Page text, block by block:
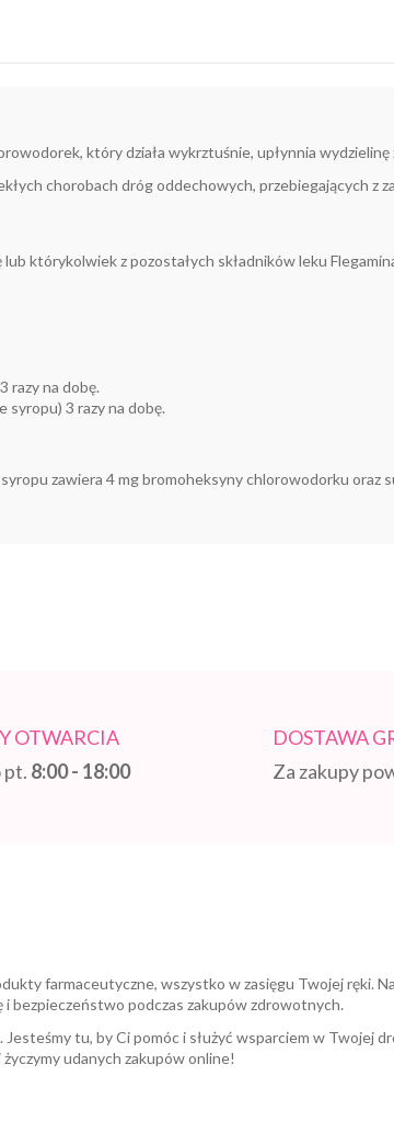
który działa wykrztuśnie, upłynnia
chorobach dróg oddechowych, przebiegających z
którykolwiek z pozostałych składników leku
razy na dobę.
syropu) 3 razy na dobę.
zawiera 4 mg bromoheksyny chlorowodorku oraz
OTWARCIA
pt. 8:00 - 18:00
DOSTAWA
Za zakupy
farmaceutyczne, wszystko w zasięgu Twojej ręki.
bezpieczeństwo podczas zakupów zdrowotnych.
tu, by Ci pomóc i służyć wsparciem w Twojej
udanych zakupów online!